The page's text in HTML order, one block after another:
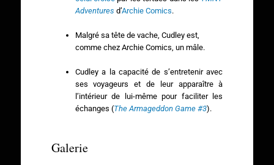
Adventures d’Archie Comics.
Malgré sa tête de vache, Cudley est,
comme chez Archie Comics, un mâle.
Cudley a la capacité de s’entretenir avec
ses voyageurs et de leur apparaître à
l’intérieur de lui-même pour faciliter les
échanges (The Armageddon Game #3).
Galerie